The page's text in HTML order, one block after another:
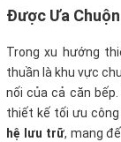
Được Ưa
Trong xu hướng
thuần là khu vực
nối của cả căn
thiết kế tối ưu
hệ lưu trữ, mang